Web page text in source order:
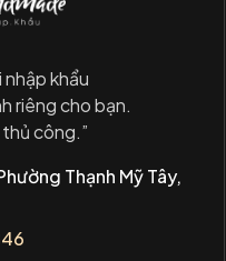
khẩu
riêng cho bạn.
công.”
Thạnh Mỹ Tây,